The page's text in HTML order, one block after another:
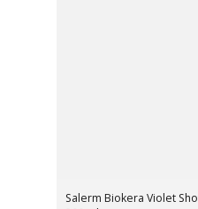
Salerm Biokera Violet